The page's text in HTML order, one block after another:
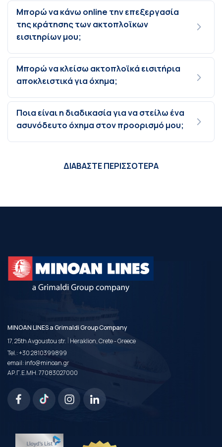
Μπορώ να κάνω online την επεξεργασία
της κράτησης των ακτοπλοϊκων
εισιτηρίων μου;
Μπορώ να κλείσω ακτοπλοϊκά εισιτήρια
αποκλειστικά για όχημα;
Ποια είναι η διαδικασία για να στείλω ένα
ασυνόδευτο όχημα στον προορισμό μου;
ΔΙΑΒΑΣΤΕ ΠΕΡΙΣΣΟΤΕΡΑ
MINOAN LINES a Grimaldi Group Company
17, 25th Avgoustou str. | Heraklion, Crete - Greece
Tel.:+30 2810399899
email:info@minoan.gr
ΑΡ.Γ.Ε.ΜΗ. 77083027000